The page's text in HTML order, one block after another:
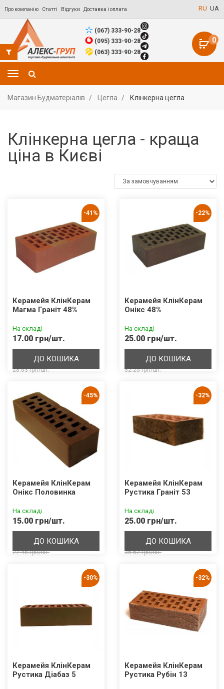
Про компанію Статті Відгуки Доставка і оплата RU UA
0
(067) 333-90-28
(095) 333-90-28
(063) 333-90-28
Магазин Будматеріалів Цегла Клінкерна цегла
Клінкерна цегла - краща
ціна в Києві
-41%
Керамейя КлінКерам
Магма Граніт 48%
На складі
17.00 грн/шт.
28.63 грн/шт.
ДО КОШИКА
-22%
Керамейя КлінКерам
Онікс 48%
На складі
25.00 грн/шт.
32.25 грн/шт.
ДО КОШИКА
-45%
Керамейя КлінКерам
Онікс Половинка
На складі
15.00 грн/шт.
27.48 грн/шт.
ДО КОШИКА
-32%
Керамейя КлінКерам
Рустика Граніт 53
На складі
25.00 грн/шт.
36.52 грн/шт.
ДО КОШИКА
-30%
Керамейя КлінКерам
Рустика Діабаз 5
-32%
Керамейя КлінКерам
Рустика Рубін 13